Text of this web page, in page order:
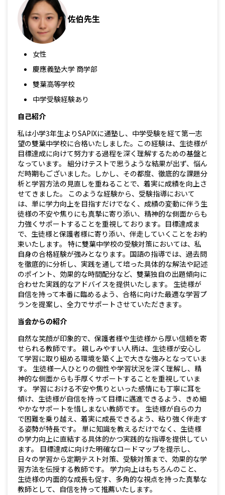
佐伯先生
女性
慶應義塾大学 商学部
雙葉高等学校
中学受験経験あり
自己紹介
私は小学3年生よりSAPIXに通塾し、中学受験を経て第一志
望の雙葉中学校に合格いたしました。この経験は、生徒様が
目標達成に向けて努力する過程を深く理解するための基盤と
なっています。 組分けテストで思うような結果が出ず、悩ん
だ時期もございました。しかし、その都度、徹底的な課題分
析と学習方法の見直しを重ねることで、着実に成績を向上さ
せてきました。 このような経験から、受験指導において
は、単に学力向上を目指すだけでなく、成績の変動に伴う生
徒様の不安や焦りにも真摯に寄り添い、精神的な側面からも
力強くサポートすることを重視しております。目標達成ま
で、生徒様と保護者様に寄り添い、伴走していくことをお約
束いたします。 特に雙葉中学校の受験対策においては、私
自身の合格経験が強みとなります。国語の指導では、過去問
を徹底的に分析し、実践を通して培った具体的な解法や記述
のポイント、効果的な時間配分など、雙葉独自の出題傾向に
合わせた実践的なアドバイスを提供いたします。 生徒様が
自信を持って本番に臨めるよう、合格に向けた最適な学習プ
ランを提案し、全力でサポートさせていただきます。
当会からの紹介
自然な笑顔が印象的で、保護者様や生徒様から厚い信頼を寄
せられる教師です。 親しみやすい人柄は、生徒様が安心し
て学習に取り組める環境を築く上で大きな強みとなっていま
す。 生徒様一人ひとりの個性や学習状況を深く理解し、精
神的な側面からも手厚くサポートすることを重視していま
す。 学習における不安や焦りといった感情にも丁寧に耳を
傾け、生徒様が自信を持って目標に邁進できるよう、きめ細
やかなサポートを惜しまない教師です。 生徒様が自らの力
で困難を乗り越え、着実に成長できるよう、粘り強く伴走す
る姿勢が特長です。 単に知識を教えるだけでなく、生徒様
の学力向上に直結する具体的かつ実践的な指導を提供してい
ます。 目標達成に向けた明確なロードマップを提示し、
日々の学習から定期テスト対策、受験対策まで、効果的な学
習方法を伝授する教師です。 学力向上はもちろんのこと、
生徒様の内面的な成長も促す、多角的な視点を持った真摯な
教師として、自信を持って推薦いたします。